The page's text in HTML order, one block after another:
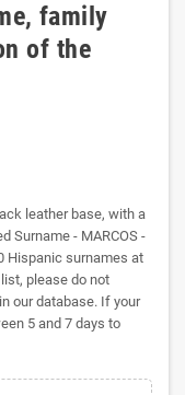
family
of the
leather base, with a
Surname - MARCOS -
Hispanic surnames at
please do not
our database. If your
5 and 7 days to